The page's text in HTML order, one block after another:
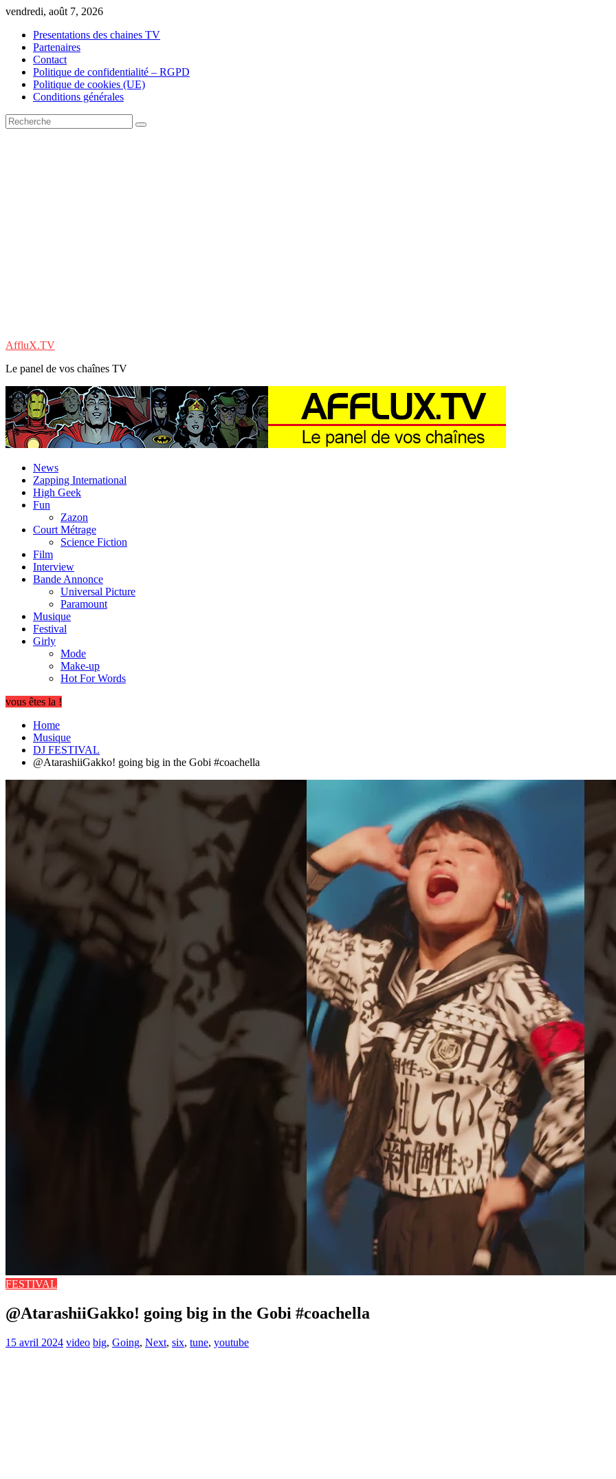
Skip
content
vendredi, août 7, 2026
Presentations des chaines TV
Partenaires
Contact
Politique de confidentialité – RGPD
Politique de cookies (UE)
Conditions générales
AffluX.TV
Le panel de vos chaînes TV
News
Zapping International
High Geek
Fun
Zazon
Court Métrage
Science Fiction
Film
Interview
Bande Annonce
Universal Picture
Paramount
Musique
Festival
Girly
Mode
Make-up
Hot For Words
vous êtes la !
Home
Musique
DJ FESTIVAL
@AtarashiiGakko! going big in the Gobi #coachella
FESTIVAL
@AtarashiiGakko! going big in the Gobi #coachella
15 avril 2024 video big, Going, Next, six, tune, youtube